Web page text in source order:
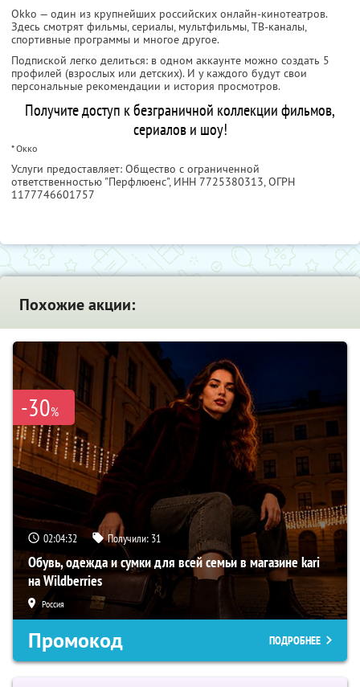
Okko — один из крупнейших российских онлайн-кинотеатров.
Здесь смотрят фильмы, сериалы, мультфильмы, ТВ-каналы,
спортивные программы и многое другое.
Подпиской легко делиться: в одном аккаунте можно создать 5
профилей (взрослых или детских). И у каждого будут свои
персональные рекомендации и история просмотров.
Получите доступ к безграничной коллекции фильмов,
сериалов и шоу!
* Окко
Услуги предоставляет: Общество с ограниченной
ответственностью "Перфлюенс", ИНН 7725380313, ОГРН
1177746601757
Похожие акции:
-30%
02:04:31 Получили: 31
Обувь, одежда и сумки для всей семьи в магазине kari
на Wildberries
Россия
Промокод ПОДРОБНЕЕ